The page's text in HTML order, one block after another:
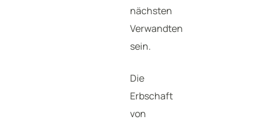
nächsten
Verwandten
sein.
Die
Erbschaft
von